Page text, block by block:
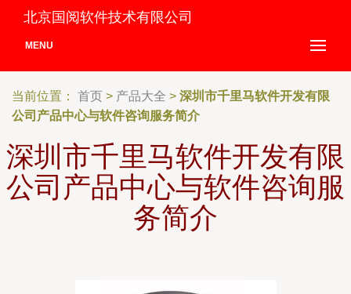
北京国阅软件技术有限公司
MENU
当前位置： 首页 > 产品大全 > 深圳市千里马软件开发有限
公司产品中心与软件咨询服务简介
深圳市千里马软件开发有限
公司产品中心与软件咨询服
务简介